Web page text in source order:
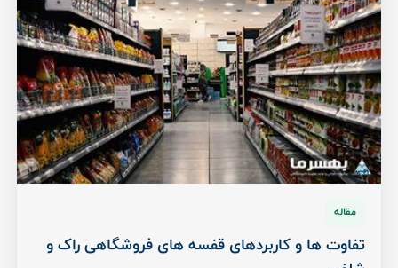
مقاله
تفاوت ها و کاربردهای قفسه های فروشگاهی راک و